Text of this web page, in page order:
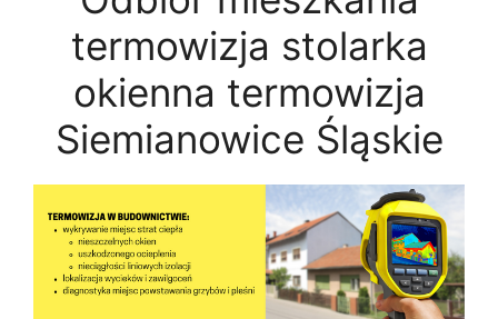
termowizja stolarka
okienna termowizja
Siemianowice Śląskie